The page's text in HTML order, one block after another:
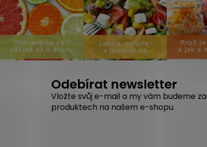
Odebírat newsletter
Vložte svůj e-mail a my vám budeme
produktech na našem e-shopu.